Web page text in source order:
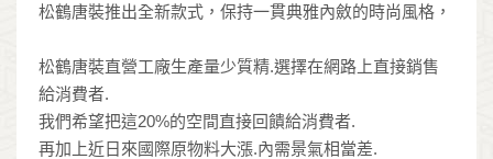
松鶴唐裝推出全新款式，保持一貫典雅內斂的時尚風格，
松鶴唐裝直營工廠生產量少質精.選擇在網路上直接銷售
給消費者.
我們希望把這20%的空間直接回饋給消費者.
再加上近日來國際原物料大漲.內需景氣相當差.